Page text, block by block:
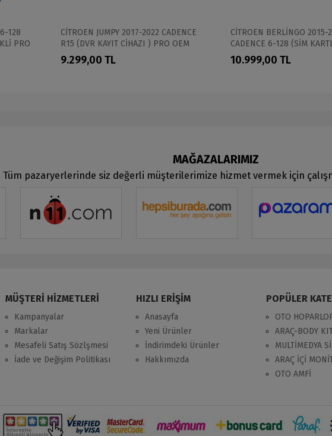
128
PRO
CİTROEN JUMPY 2017-2022 CADENCE
R15 (DVR KAYIT CİHAZI ) PRO OEM
MULTİMEDİA
9.299,00 TL
CİTROEN BERLİNGO 2015-
CADENCE 6-128 (SİM
CAM DESTEKLİ PRO OEM
MULTİMEDİA
10.999,00 TL
MAĞAZALARIMIZ
Tüm pazaryerlerinde siz değerli müşterilerimize hizmet vermek için
MÜŞTERİ HİZMETLERİ
Kampanyalar
Markalar
Mesafeli Satış Sözlşmesi
İade ve Değişim Politikası
HIZLI ERİŞİM
Anasayfa
Yeni Ürünler
İndirimdeki Ürünler
Hakkımızda
POPÜLER
OTO
ARAÇ-BODY
MULTİMEDYA
ARAÇ İÇİ
OTO AMFİ